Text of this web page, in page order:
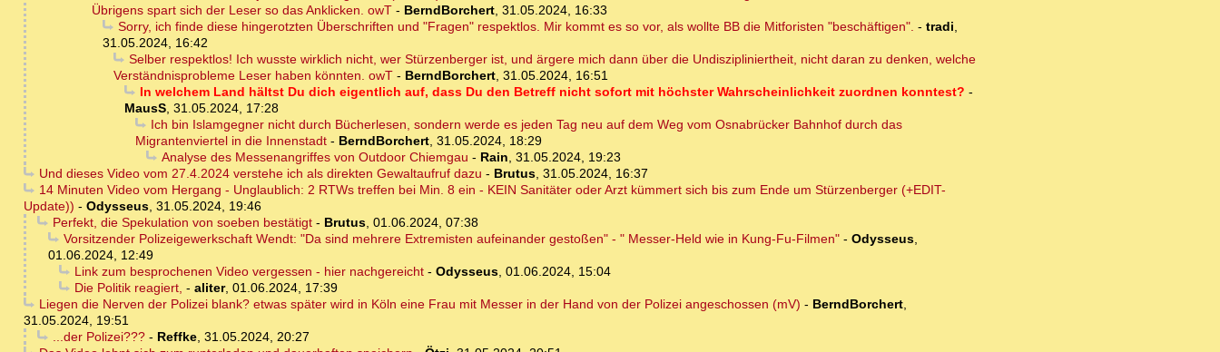
Übrigens spart sich der Leser so das Anklicken. owT - BerndBorchert, 31.05.2024, 16:33
Sorry, ich finde diese hingerotzten Überschriften und "Fragen" respektlos. Mir kommt es so vor, als wollte BB die Mitforisten "beschäftigen". - tradi,
31.05.2024, 16:42
Selber respektlos! Ich wusste wirklich nicht, wer Stürzenberger ist, und ärgere mich dann über die Undiszipliniertheit, nicht daran zu denken, welche
Verständnisprobleme Leser haben könnten. owT - BerndBorchert, 31.05.2024, 16:51
In welchem Land hältst Du dich eigentlich auf, dass Du den Betreff nicht sofort mit höchster Wahrscheinlichkeit zuordnen konntest? -
MausS, 31.05.2024, 17:28
Ich bin Islamgegner nicht durch Bücherlesen, sondern werde es jeden Tag neu auf dem Weg vom Osnabrücker Bahnhof durch das
Migrantenviertel in die Innenstadt - BerndBorchert, 31.05.2024, 18:29
Analyse des Messenangriffes von Outdoor Chiemgau - Rain, 31.05.2024, 19:23
Und dieses Video vom 27.4.2024 verstehe ich als direkten Gewaltaufruf dazu - Brutus, 31.05.2024, 16:37
14 Minuten Video vom Hergang - Unglaublich: 2 RTWs treffen bei Min. 8 ein - KEIN Sanitäter oder Arzt kümmert sich bis zum Ende um Stürzenberger (+EDIT-
Update)) - Odysseus, 31.05.2024, 19:46
Perfekt, die Spekulation von soeben bestätigt- Brutus, 01.06.2024, 07:38
Vorsitzender Polizeigewerkschaft Wendt: "Da sind mehrere Extremisten aufeinander gestoßen" - " Messer-Held wie in Kung-Fu-Filmen"- Odysseus,
01.06.2024, 12:49
Link zum besprochenen Video vergessen - hier nachgereicht- Odysseus, 01.06.2024, 15:04
Die Politik reagiert, - aliter, 01.06.2024, 17:39
Liegen die Nerven der Polizei blank? etwas später wird in Köln eine Frau mit Messer in der Hand von der Polizei angeschossen (mV) - BerndBorchert,
31.05.2024, 19:51
...der Polizei???- Reffke, 31.05.2024, 20:27